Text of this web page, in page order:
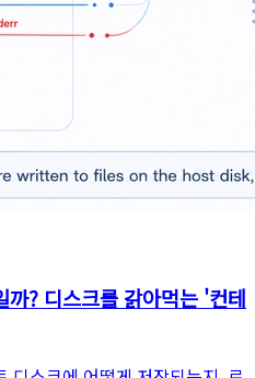
? 디스크를 갉아먹는 '컨테